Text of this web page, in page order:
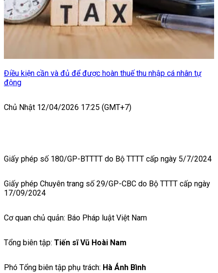
Điều kiện cần và đủ để được hoàn thuế thu nhập cá nhân tự
động
Chủ Nhật 12/04/2026 17:25 (GMT+7)
Giấy phép số 180/GP-BTTTT do Bộ TTTT cấp ngày 5/7/2024
Giấy phép Chuyên trang số 29/GP-CBC do Bộ TTTT cấp ngày
17/09/2024
Cơ quan chủ quản: Báo Pháp luật Việt Nam
Tổng biên tập: Tiến sĩ Vũ Hoài Nam
Phó Tổng biên tập phụ trách: Hà Ánh Bình